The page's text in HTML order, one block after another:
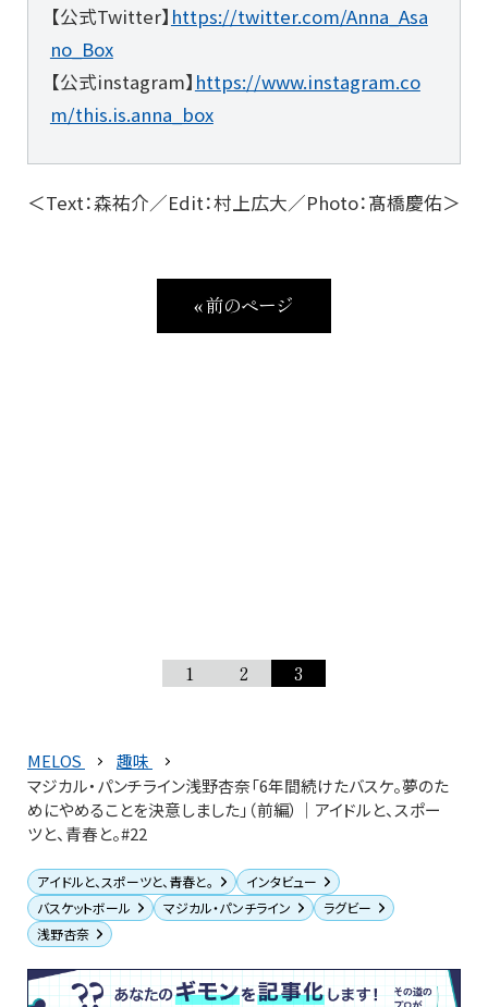
【公式Twitter】 https://twitter.com/Anna_Asa
no_Box
【公式instagram】 https://www.instagram.co
m/this.is.anna_box
＜Text：森祐介／Edit：村上広大／Photo：髙橋慶佑＞
« 前のページ
1 2 3
MELOS
趣味
マジカル・パンチライン浅野杏奈「6年間続けたバスケ。夢のた
めにやめることを決意しました」（前編）│アイドルと、スポー
ツと、青春と。#22
アイドルと、スポーツと、青春と。
インタビュー
バスケットボール
マジカル・パンチライン
ラグビー
浅野杏奈